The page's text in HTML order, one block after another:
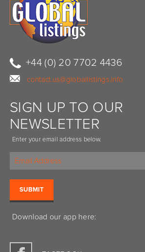
+44 (0) 20 7702 4436
contact.us@globallistings.info
SIGN UP TO OUR
NEWSLETTER
Enter your email address below.
Download our app here: